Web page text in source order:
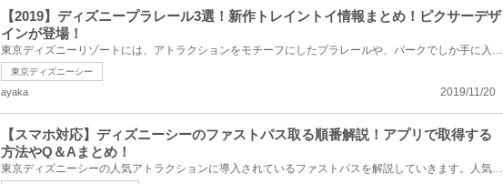
【2019】ディズニープラレール3選！新作トレイントイ情報まとめ！ピクサーデザ
インが登場！
東京ディズニーリゾートには、アトラクションをモチーフにしたプラレールや、パークでしか手に入らない...
東京ディズニーシー
2019/11/20
ayaka
【スマホ対応】ディズニーシーのファストパス取る順番解説！アプリで取得する
方法やQ＆Aまとめ！
東京ディズニーシーの人気アトラクションに導入されているファストパスを解説していきます。人気アトラ...